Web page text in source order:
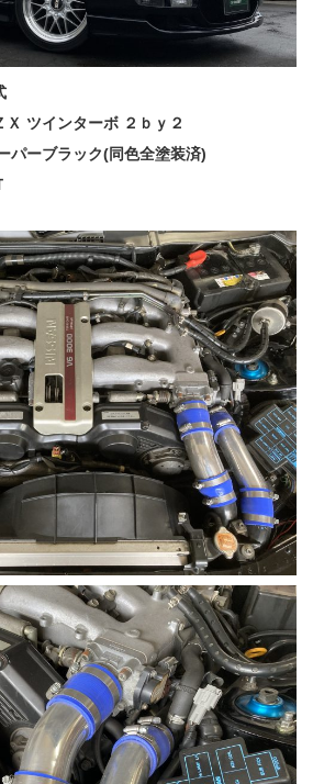
ツインターボ ２ｂｙ２
パーブラック(同色全塗装済)